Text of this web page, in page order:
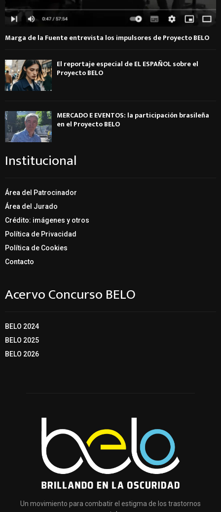
Marga de la Fuente entrevista los impulsores de Proyecto BELO
El reportaje especial de EL ESPAÑOL sobre el
Proyecto BELO
MERCADO E EVENTOS: la participación brasileña
en el Proyecto BELO
Institucional
Área del Patrocinador
Área del Jurado
Crédito: imágenes y otros
Política de Privacidad
Política de Cookies
Contacto
Acervo Concurso BELO
BELO 2024
BELO 2025
BELO 2026
Un movimiento para combatir el estigma de los trastornos